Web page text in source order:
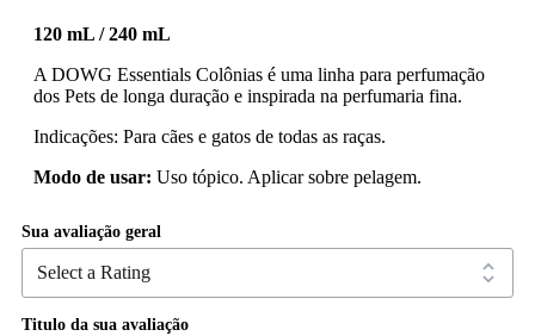
120 mL / 240 mL
A DOWG Essentials Colônias é uma linha para perfumação
dos Pets de longa duração e inspirada na perfumaria fina.
Indicações: Para cães e gatos de todas as raças.
Modo de usar: Uso tópico. Aplicar sobre pelagem.
Sua avaliação geral
Titulo da sua avaliação